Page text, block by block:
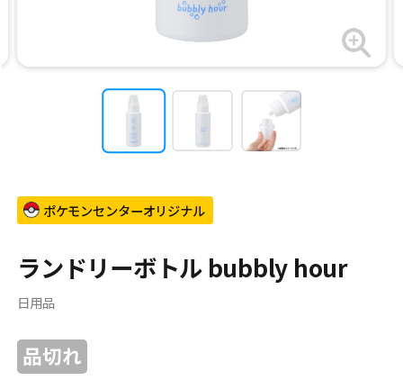
ポケモンセンターオリジナル
ランドリーボトル bubbly hour
日用品
品切れ